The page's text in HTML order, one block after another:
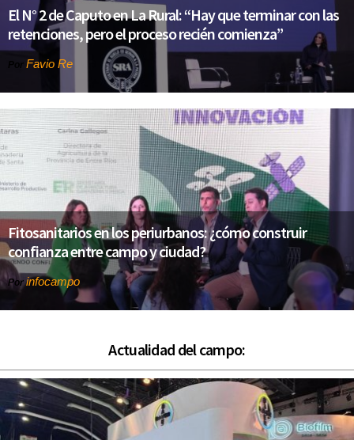
El N° 2 de Caputo en La Rural: “Hay que terminar con las
retenciones, pero el proceso recién comienza”
Favio Re
Fitosanitarios en los periurbanos: ¿cómo construir
confianza entre campo y ciudad?
Porinfocampo
Actualidad del campo: